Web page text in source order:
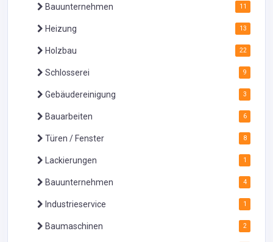
Bauunternehmen 11
Heizung 13
Holzbau 22
Schlosserei 9
Gebäudereinigung 3
Bauarbeiten 6
Türen / Fenster 8
Lackierungen 1
Bauunternehmen 4
Industrieservice 1
Baumaschinen 2